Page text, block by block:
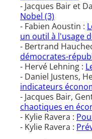
- Jacques Bair et
Nobel (3)
- Fabien Aoustin :
un outil à l'usage
- Bertrand
démocrates-
- Hervé Lehning :
- Daniel Justens,
indicateurs
- Jacques Bair,
chaotiques en
- Kylie Ravera :
- Kylie Ravera :